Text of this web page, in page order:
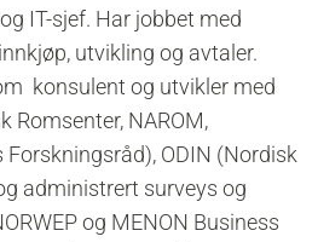
IT-sjef. Har jobbet med
utvikling og avtaler.
konsulent og utvikler med
Romsenter, NAROM,
ODIN (Nordisk
administrert surveys og
og MENON Business